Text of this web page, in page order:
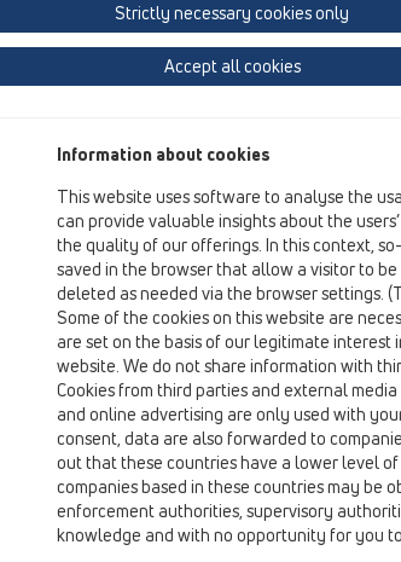
Обзор продукта
05 Дизайн-душевые
Продукты
HL540
HL540I
HL540I
Душевой трап "PRIMUS-
решётка HL0540I - с
"СУХОЙ" сифон,
гидроизоляции,
Strictly necessary cookies only
Accept all cookies
Information about cookies
This website uses software to analyse the
can provide valuable insights about the
the quality of our offerings. In this context,
saved in the browser that allow a visitor to
deleted as needed via the browser settings.
Some of the cookies on this website are
are set on the basis of our legitimate
website. We do not share information with
Cookies from third parties and external
and online advertising are only used with
consent, data are also forwarded to
out that these countries have a lower level
companies based in these countries may be
enforcement authorities, supervisory
knowledge and with no opportunity for you